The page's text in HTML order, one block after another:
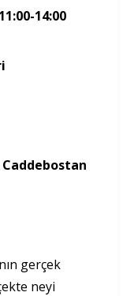
11:00-14:00
gerçek
neyi